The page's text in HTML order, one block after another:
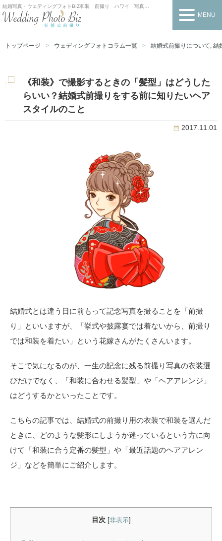
結婚写真・ウェディングフォトBIZ和装 前撮り ハワイ 写真だけの結婚式
MENU
トップページ ウェディングフォトコラム一覧 結婚式前撮りについて, 結
《和装》で撮影するときの「髪型」はどうした
らいい？結婚式前撮りをする前に知りたいヘア
スタイルのこと
2017.11.01
結婚式とは違う日に前もって記念写真を撮ることを「前撮
り」といいますが、「挙式や披露宴では着ないから、前撮り
では和装を着たい」という花嫁さんがたくさんいます。
そこで気になるのが、一生の記念に残る前撮り写真の衣装選
びだけでなく、「和装に合わせる髪型」や「ヘアアレンジ」
はどうするかといったことです。
こちらの記事では、結婚式の前撮り用の衣装で和装を選んだ
ときに、どのような髪形にしようか迷っているという方に向
けて「和装に合う定番の髪型」や「最近話題のヘアアレン
ジ」などを簡単にご紹介します。
目次 [非表示]